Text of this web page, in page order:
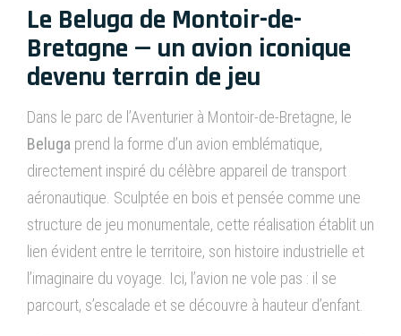
Le Beluga de Montoir-de-
Bretagne — un avion iconique
devenu terrain de jeu
Dans le parc de l’Aventurier à Montoir-de-Bretagne, le
Beluga prend la forme d’un avion emblématique,
directement inspiré du célèbre appareil de transport
aéronautique. Sculptée en bois et pensée comme une
structure de jeu monumentale, cette réalisation établit un
lien évident entre le territoire, son histoire industrielle et
l’imaginaire du voyage. Ici, l’avion ne vole pas : il se
parcourt, s’escalade et se découvre à hauteur d’enfant.